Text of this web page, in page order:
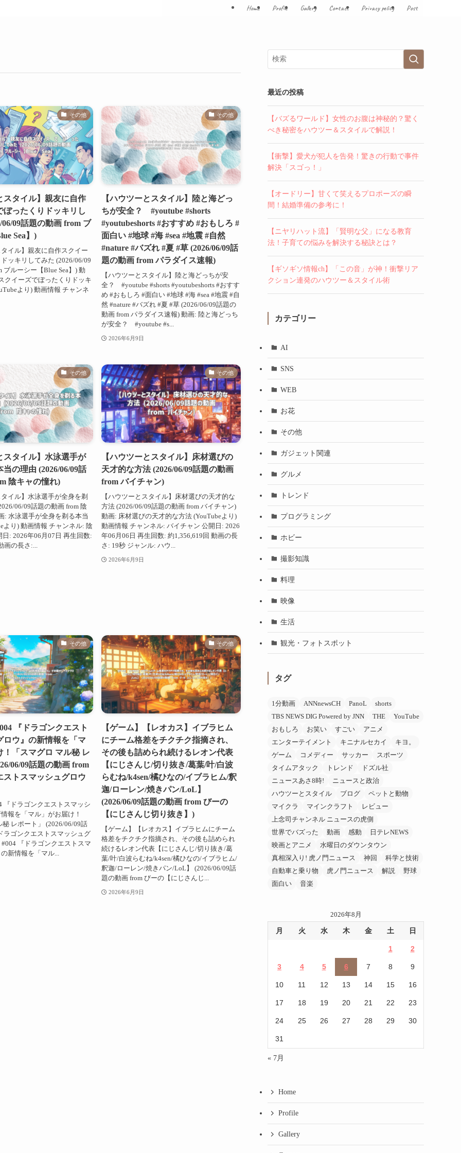
Home Profile Gallery Contact Privacy policy Post
その他
スタイル】親友に自作
ぼったくりドッキリし
06/09話題の動画 from ブ
Sea】)
イル】親友に自作スクイー
ッキリしてみた (2026/06/09
ブルーシー【Blue Sea】) 動
クイーズでぼったくりドッキ
より) 動画情報 チャンネ
その他
【ハウツーとスタイル】陸と海どっ
ちが安全？ #youtube #shorts
#youtubeshorts #おすすめ #おもしろ #
面白い #地球 #海 #sea #地震 #自然
#nature #バズれ #夏 #草 (2026/06/09話
題の動画 from パラダイス速報)
【ハウツーとスタイル】陸と海どっちが安
全？ #youtube #shorts #youtubeshorts #おすす
め #おもしろ #面白い #地球 #海 #sea #地震 #自
然 #nature #バズれ #夏 #草 (2026/06/09話題の
動画 from パラダイス速報) 動画: 陸と海どっち
が安全？ #youtube #s...
2026年6月9日
その他
スタイル】水泳選手が
の理由 (2026/06/09話
陰キャの憧れ)
イル】水泳選手が全身を剃
06/09話題の動画 from 陰
: 水泳選手が全身を剃る本当
より) 動画情報 チャンネル: 陰
: 2026年06月07日 再生回数:
画の長さ:...
その他
【ハウツーとスタイル】床材選びの
天才的な方法 (2026/06/09話題の動画
from バイチャン)
【ハウツーとスタイル】床材選びの天才的な
方法 (2026/06/09話題の動画 from バイチャン)
動画: 床材選びの天才的な方法 (YouTubeより)
動画情報 チャンネル: バイチャン 公開日: 2026
年06月06日 再生回数: 約1,356,619回 動画の長
さ: 19秒 ジャンル: ハウ...
2026年6月9日
その他
『ドラゴンクエスト
ロウ』の新情報を「マ
！「スマグロ マル秘 レ
06/09話題の動画 from
ストスマッシュグロウ
『ドラゴンクエストスマッシ
報を「マル」がお届け！
レポート」 (2026/06/09話
ラゴンクエストスマッシュグ
『ドラゴンクエストスマ
新情報を「マル...
その他
【ゲーム】【レオカス】イブラヒム
にチーム格差をチクチク指摘され、
その後も詰められ続けるレオン代表
【にじさんじ/切り抜き/葛葉/叶/白波
らむね/k4sen/橘ひなの/イブラヒム/釈
迦/ローレン/焼きパン/LoL】
(2026/06/09話題の動画 from びーの
【にじさんじ切り抜き】)
【ゲーム】【レオカス】イブラヒムにチーム
格差をチクチク指摘され、その後も詰められ
続けるレオン代表【にじさんじ/切り抜き/葛
葉/叶/白波らむね/k4sen/橘ひなの/イブラヒム/
釈迦/ローレン/焼きパン/LoL】 (2026/06/09話
題の動画 from びーの【にじさんじ...
2026年6月9日
最近の投稿
【バズるワールド】女性のお腹は神秘的？驚く
べき秘密をハウツー＆スタイルで解説！
【衝撃】愛犬が犯人を告発！驚きの行動で事件
解決「スゴっ！」
【オードリー】甘くて笑えるプロポーズの瞬
間！結婚準備の参考に！
【ニヤリハット流】「賢明な父」になる教育
法！子育ての悩みを解決する秘訣とは？
【ギソギソ情報ch】「この音」が神！衝撃リア
クション連発のハウツー＆スタイル術
カテゴリー
AI
SNS
WEB
お花
その他
ガジェット関連
グルメ
トレンド
プログラミング
ホビー
撮影知識
料理
映像
生活
観光・フォトスポット
タグ
1分動画 ANNnewsCH PanoL
shorts
TBS NEWS DIG Powered by JNN
THE
YouTube
おもしろ
お笑い すごい
アニメ
エンターテイメント
キニナルセカイ
キヨ。
ゲーム
コメディー サッカー
スポーツ
タイムアタック
トレンド
ドズル社
ニュースあさ8時!
ニュースと政治
ハウツーとスタイル
ブログ
ペットと動物
マイクラ
マインクラフト
レビュー
上念司チャンネル ニュースの虎側
世界でバズった
動画 感動
日テレNEWS
映画とアニメ
水曜日のダウンタウン
真相深入り! 虎ノ門ニュース
神回
科学と技術
自動車と乗り物
虎ノ門ニュース 解説
野球
面白い
音楽
2026年8月
月 火 水 木 金 土 日
1 2
3 4 5 6 7 8 9
10 11 12 13 14 15 16
17 18 19 20 21 22 23
24 25 26 27 28 29 30
31
« 7月
Home
Profile
Gallery